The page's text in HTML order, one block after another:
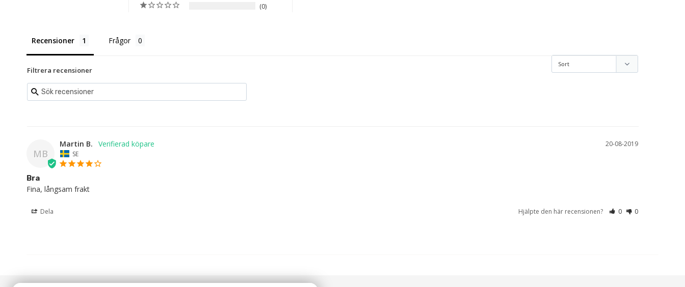
0
Recensioner Frågor
Filtrera recensioner
MB
20-08-2019
Martin B.
SE
Bra
Fina, långsam frakt
Dela Hjälpte den här recensionen? 0 0